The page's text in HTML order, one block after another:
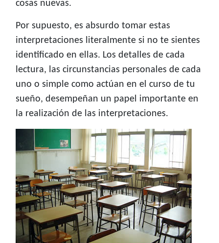
cosas nuevas.
Por supuesto, es absurdo tomar estas
interpretaciones literalmente si no te sientes
identificado en ellas. Los detalles de cada
lectura, las circunstancias personales de cada
uno o simple como actúan en el curso de tu
sueño, desempeñan un papel importante en
la realización de las interpretaciones.